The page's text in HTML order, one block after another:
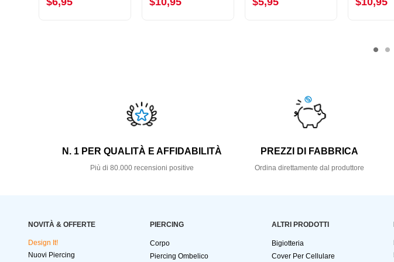
N. 1 PER QUALITÀ E AFFIDABILITÀ
Più di 80.000 recensioni positive
PREZZI DI FABBRICA
Ordina direttamente dal produttore
NOVITÀ & OFFERTE
Design It!
Nuovi Piercing
PIERCING
Corpo
Piercing Ombelico
ALTRI PRODOTTI
Bigiotteria
Cover Per Cellulare